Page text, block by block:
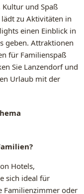
und Spaß
zu Aktivitäten in
einen Einblick in
geben. Attraktionen
für Familienspaß
Sie Lanzendorf und
Urlaub mit der
Hotels,
sich ideal für
Familienzimmer oder